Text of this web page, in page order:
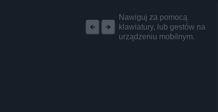
Nawiguj za pomocą
klawiatury, lub gestów na
urządzeniu mobilnym.